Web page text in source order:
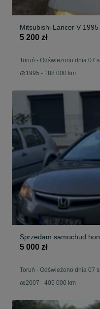
Mitsubishi Lancer V 1995
5 200 zł
Toruń - Odświeżono dnia 07
1995 - 188 000 km
Sprzedam samochud
5 000 zł
Toruń - Odświeżono dnia 07
2007 - 405 000 km